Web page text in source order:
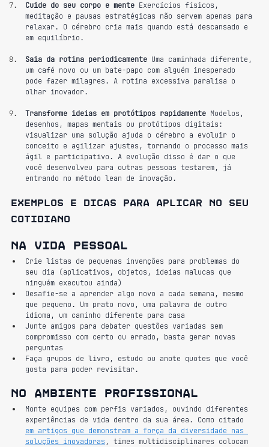
Cuide do seu corpo e mente Exercícios físicos,
meditação e pausas estratégicas não servem apenas para
relaxar. O cérebro cria mais quando está descansado e
em equilíbrio.
Saia da rotina periodicamente Uma caminhada diferente,
um café novo ou um bate-papo com alguém inesperado
pode fazer milagres. A rotina excessiva paralisa o
olhar inovador.
Transforme ideias em protótipos rapidamente Modelos,
desenhos, mapas mentais ou protótipos digitais:
visualizar uma solução ajuda o cérebro a evoluir o
conceito e agilizar ajustes, tornando o processo mais
ágil e participativo. A evolução disso é dar o que
você desenvolveu para outras pessoas testarem, já
entrando no método lean de inovação.
Exemplos e dicas para aplicar no seu
cotidiano
Na vida pessoal
Crie listas de pequenas invenções para problemas do
seu dia (aplicativos, objetos, ideias malucas que
ninguém executou ainda)
Desafie-se a aprender algo novo a cada semana, mesmo
que pequeno. Um prato novo, uma palavra de outro
idioma, um caminho diferente para casa
Junte amigos para debater questões variadas sem
compromisso com certo ou errado, basta gerar novas
perguntas
Faça grupos de livro, estudo ou anote quotes que você
gosta para poder revisitar.
No ambiente profissional
Monte equipes com perfis variados, ouvindo diferentes
experiências de vida dentro da sua área. Como citado
em artigos que demonstram a força da diversidade nas
soluções inovadoras, times multidisciplinares colocam